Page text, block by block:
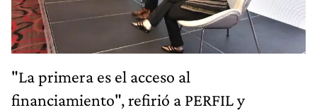
"La primera es el acceso al
financiamiento", refirió a PERFIL y